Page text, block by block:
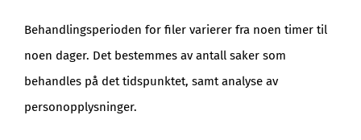
Behandlingsperioden for filer varierer fra noen timer til
noen dager. Det bestemmes av antall saker som
behandles på det tidspunktet, samt analyse av
personopplysninger.